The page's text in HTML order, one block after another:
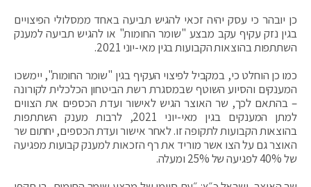
כן יובהר כי עסק יהיה זכאי להגיש תביעה באחד ממסלולי הפיצויים
בגין נזק עקיף עקב מבצע "שומר החומות" או להגיש תביעה למענק
השתתפות בהוצאות הקבועות בגין מאי-יוני 2021.
כמו כן הוחלט כי, במקביל לפיצוי העקיף בגין "שומר החומות", יימשכו
המענקים והסיוע השוטף שבמסגרת רשת הביטחון הכלכלית לקורונה
– בהתאם לכך, שר האוצר הגיש לאישור ועדת הכספים את הצווים
למתן המענקים בגין מאי-יוני 2021, לרבות מענק השתתפות
בהוצאות הקבועות לתקופה זו. לאחר אישור ועדת הכספים, יחתום שר
האוצר גם על הצו אשר מוריד את רף הזכאות למענק קבועות מפגיעה
של 40% לפגיעה של 25% ומעלה.